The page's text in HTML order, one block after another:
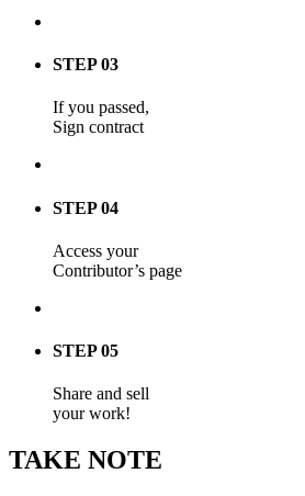
STEP 03
If you passed,
Sign contract
STEP 04
Access your
Contributor’s page
STEP 05
Share and sell
your work!
TAKE NOTE